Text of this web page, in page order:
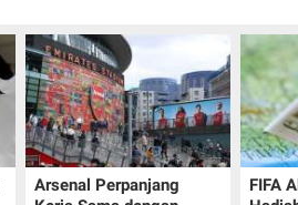
Arsenal Perpanjang
FIFA